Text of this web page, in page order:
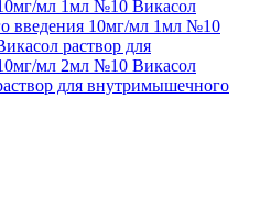
мл 1мл №10 Викасол
введения 10мг/мл 1мл №10
раствор для
мл 2мл №10 Викасол
для внутримышечного